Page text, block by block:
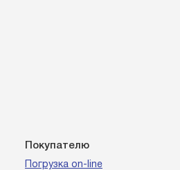
Покупателю
Погрузка on-line